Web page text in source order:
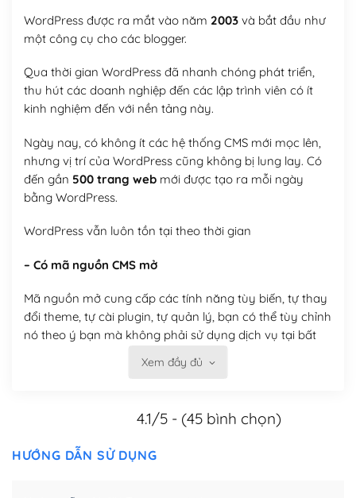
WordPress được ra mắt vào năm 2003và bắt đầu như
một công cụ cho các blogger.
Qua thời gian WordPress đã nhanh chóng phát triển,
thu hút các doanh nghiệp đến các lập trình viên có ít
kinh nghiệm đến với nền tảng này.
Ngày nay, có không ít các hệ thống CMS mới mọc lên,
nhưng vị trí của WordPress cũng không bị lung lay. Có
đến gần 500 trang webmới được tạo ra mỗi ngày
bằng WordPress.
WordPress vẫn luôn tồn tại theo thời gian
– Có mã nguồn CMS mở
Mã nguồn mở cung cấp các tính năng tùy biến, tự thay
đổi theme, tự cài plugin, tự quản lý, bạn có thể tùy chỉnh
nó theo ý bạn mà không phải sử dụng dịch vụ tại bất
Xem đầy đủ
4.1/5 - (45 bình chọn)
HƯỚNG DẪN SỬ DỤNG